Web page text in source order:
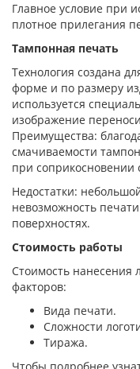
Главное условие при
плотное прилегания
Тампонная печать
Технология создана
форме и по размеру
используется
изображение
Преимущества:
смачиваемости
при соприкосновении
Недостатки:
невозможность
поверхностях.
Стоимость работы
Стоимость нанесения
факторов:
Вида печати.
Сложности
Тиража.